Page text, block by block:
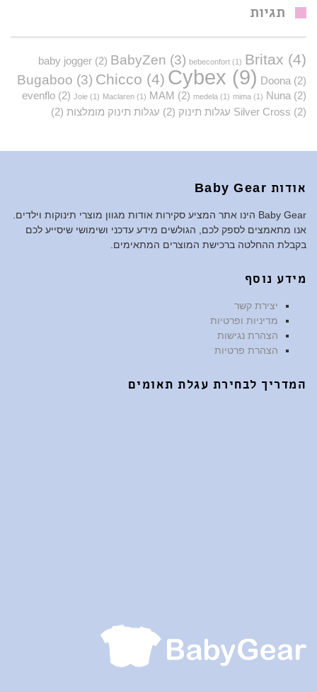
תגיות
baby jogger (2) BabyZen (3) bebeconfort (1) Britax (4)
Bugaboo (3) Chicco (4) Cybex (9) Doona (2)
evenflo (2) Joie (1) Maclaren (1) MAM (2) medela (1) mima (1) Nuna (2)
Silver Cross (2) עגלות תינוק (2) עגלות תינוק מומלצות (2)
אודות Baby Gear
Baby Gear הינו אתר המציע סקירות אודות מגוון מוצרי תינוקות וילדים.
אנו מתאמצים לספק לכם, הגולשים מידע עדכני ושימושי שיסייע לכם
בקבלת ההחלטה ברכישת המוצרים המתאימים.
מידע נוסף
יצירת קשר
מדיניות ופרטיות
הצהרת נגישות
הצהרת פרטיות
המדריך לבחירת עגלת תאומים